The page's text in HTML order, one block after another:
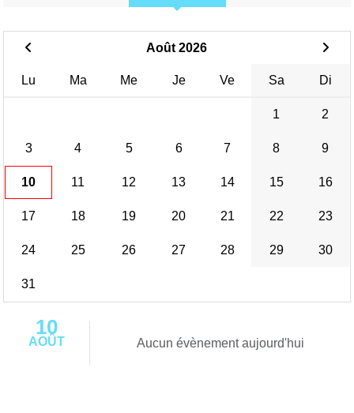
Août 2026
Lu Ma Me Je Ve Sa Di
1 2
3 4 5 6 7 8 9
10 11 12 13 14 15 16
17 18 19 20 21 22 23
24 25 26 27 28 29 30
31
10
AOÛT Aucun évènement aujourd'hui